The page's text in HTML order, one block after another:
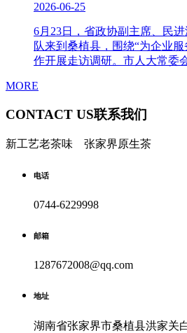
2026-06-25
6月23日，省政协副主席、民
队来到桑植县，围绕“为企业
作开展走访调研。市人大常委
MORE
CONTACT US联系我们
新工艺老茶味 张家界原生茶
电话
0744-6229998
邮箱
1287672008@qq.com
地址
湖南省张家界市桑植县洪家关